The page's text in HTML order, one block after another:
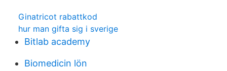
Ginatricot rabattkod
hur man gifta sig i sverige
Bitlab academy
Biomedicin lön